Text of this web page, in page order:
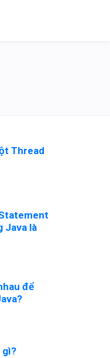
Thread
Java là
để
gì?